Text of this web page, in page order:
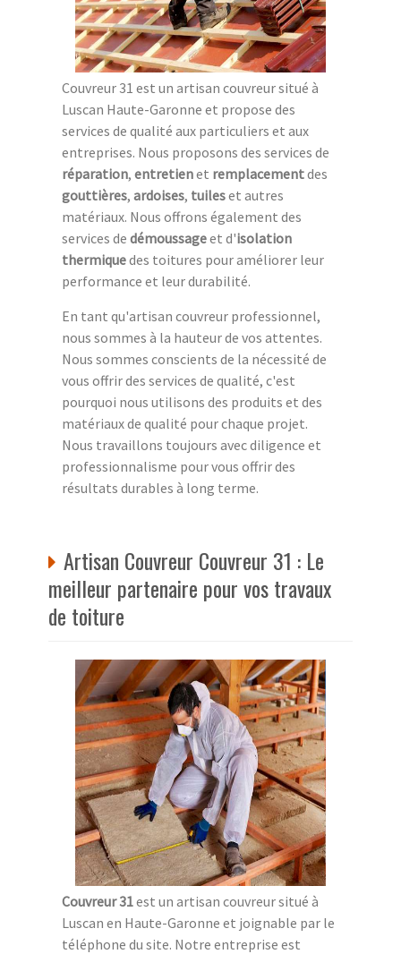
Couvreur 31 est un artisan couvreur situé à
Luscan Haute-Garonne et propose des
services de qualité aux particuliers et aux
entreprises. Nous proposons des services de
réparation, entretienet remplacementdes
gouttières, ardoises, tuileset autres
matériaux. Nous offrons également des
services de démoussageet d'isolation
thermiquedes toitures pour améliorer leur
performance et leur durabilité.
En tant qu'artisan couvreur professionnel,
nous sommes à la hauteur de vos attentes.
Nous sommes conscients de la nécessité de
vous offrir des services de qualité, c'est
pourquoi nous utilisons des produits et des
matériaux de qualité pour chaque projet.
Nous travaillons toujours avec diligence et
professionnalisme pour vous offrir des
résultats durables à long terme.
Artisan Couvreur Couvreur 31 : Le
meilleur partenaire pour vos travaux
de toiture
Couvreur 31est un artisan couvreur situé à
Luscan en Haute-Garonne et joignable par le
téléphone du site. Notre entreprise est